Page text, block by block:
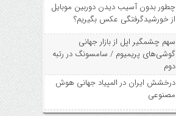
چطور بدون آسیب دیدن دوربین موبایل
از خورشیدگرفتگی عکس بگیریم؟
سهم چشمگیر اپل از بازار جهانی
گوشی‌های پریمیوم / سامسونگ در رتبه
دوم
درخشش ایران در المپیاد جهانی هوش
مصنوعی